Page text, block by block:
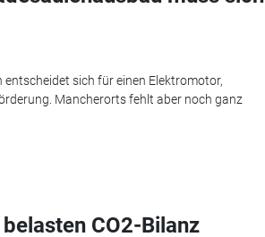
sich für einen Elektromotor,
Mancherorts fehlt aber noch ganz
CO2-Bilanz